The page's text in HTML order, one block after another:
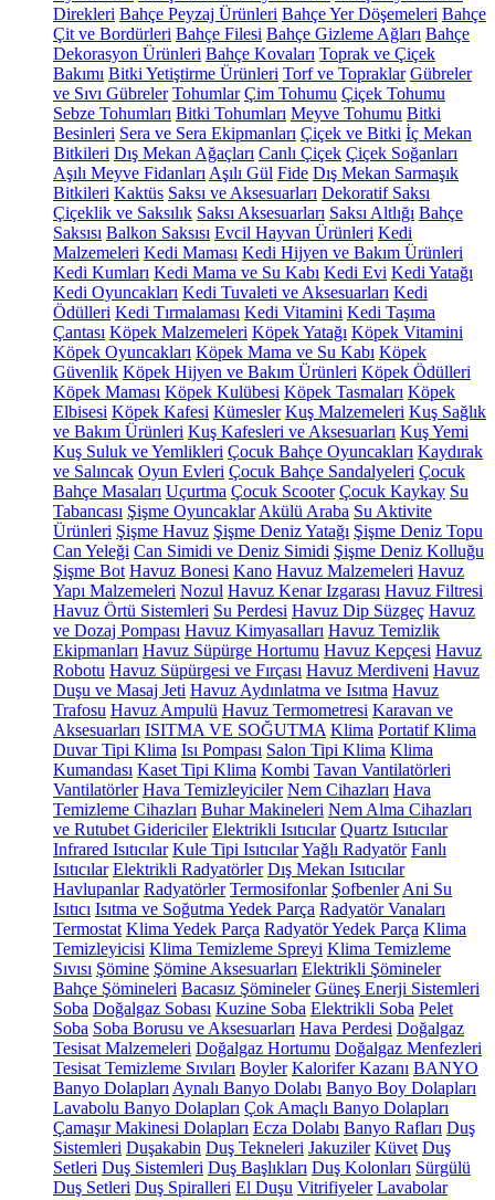
Direkleri Bahçe Peyzaj Ürünleri Bahçe Yer Döşemeleri Bahçe
Çit ve Bordürleri Bahçe Filesi Bahçe Gizleme Ağları Bahçe
Dekorasyon Ürünleri Bahçe Kovaları Toprak ve Çiçek
Bakımı Bitki Yetiştirme Ürünleri Torf ve Topraklar Gübreler
ve Sıvı Gübreler Tohumlar Çim Tohumu Çiçek Tohumu
Sebze Tohumları Bitki Tohumları Meyve Tohumu Bitki
Besinleri Sera ve Sera Ekipmanları Çiçek ve Bitki İç Mekan
Bitkileri Dış Mekan Ağaçları Canlı Çiçek Çiçek Soğanları
Aşılı Meyve Fidanları Aşılı Gül Fide Dış Mekan Sarmaşık
Bitkileri Kaktüs Saksı ve Aksesuarları Dekoratif Saksı
Çiçeklik ve Saksılık Saksı Aksesuarları Saksı Altlığı Bahçe
Saksısı Balkon Saksısı Evcil Hayvan Ürünleri Kedi
Malzemeleri Kedi Maması Kedi Hijyen ve Bakım Ürünleri
Kedi Kumları Kedi Mama ve Su Kabı Kedi Evi Kedi Yatağı
Kedi Oyuncakları Kedi Tuvaleti ve Aksesuarları Kedi
Ödülleri Kedi Tırmalaması Kedi Vitamini Kedi Taşıma
Çantası Köpek Malzemeleri Köpek Yatağı Köpek Vitamini
Köpek Oyuncakları Köpek Mama ve Su Kabı Köpek
Güvenlik Köpek Hijyen ve Bakım Ürünleri Köpek Ödülleri
Köpek Maması Köpek Kulübesi Köpek Tasmaları Köpek
Elbisesi Köpek Kafesi Kümesler Kuş Malzemeleri Kuş Sağlık
ve Bakım Ürünleri Kuş Kafesleri ve Aksesuarları Kuş Yemi
Kuş Suluk ve Yemlikleri Çocuk Bahçe Oyuncakları Kaydırak
ve Salıncak Oyun Evleri Çocuk Bahçe Sandalyeleri Çocuk
Bahçe Masaları Uçurtma Çocuk Scooter Çocuk Kaykay Su
Tabancası Şişme Oyuncaklar Akülü Araba Su Aktivite
Ürünleri Şişme Havuz Şişme Deniz Yatağı Şişme Deniz Topu
Can Yeleği Can Simidi ve Deniz Simidi Şişme Deniz Kolluğu
Şişme Bot Havuz Bonesi Kano Havuz Malzemeleri Havuz
Yapı Malzemeleri Nozul Havuz Kenar Izgarası Havuz Filtresi
Havuz Örtü Sistemleri Su Perdesi Havuz Dip Süzgeç Havuz
ve Dozaj Pompası Havuz Kimyasalları Havuz Temizlik
Ekipmanları Havuz Süpürge Hortumu Havuz Kepçesi Havuz
Robotu Havuz Süpürgesi ve Fırçası Havuz Merdiveni Havuz
Duşu ve Masaj Jeti Havuz Aydınlatma ve Isıtma Havuz
Trafosu Havuz Ampulü Havuz Termometresi Karavan ve
Aksesuarları ISITMA VE SOĞUTMA Klima Portatif Klima
Duvar Tipi Klima Isı Pompası Salon Tipi Klima Klima
Kumandası Kaset Tipi Klima Kombi Tavan Vantilatörleri
Vantilatörler Hava Temizleyiciler Nem Cihazları Hava
Temizleme Cihazları Buhar Makineleri Nem Alma Cihazları
ve Rutubet Gidericiler Elektrikli Isıtıcılar Quartz Isıtıcılar
Infrared Isıtıcılar Kule Tipi IsıtıcılarYağlı Radyatör Fanlı
Isıtıcılar Elektrikli Radyatörler Dış Mekan Isıtıcılar
Havlupanlar Radyatörler Termosifonlar Şofbenler Ani Su
Isıtıcı Isıtma ve Soğutma Yedek Parça Radyatör Vanaları
Termostat Klima Yedek Parça Radyatör Yedek Parça Klima
Temizleyicisi Klima Temizleme Spreyi Klima Temizleme
Sıvısı Şömine Şömine Aksesuarları Elektrikli Şömineler
Bahçe Şömineleri Bacasız Şömineler Güneş Enerji Sistemleri
Soba Doğalgaz Sobası Kuzine Soba Elektrikli Soba Pelet
Soba Soba Borusu ve Aksesuarları Hava Perdesi Doğalgaz
Tesisat Malzemeleri Doğalgaz Hortumu Doğalgaz Menfezleri
Tesisat Temizleme Sıvıları Boyler Kalorifer Kazanı BANYO
Banyo Dolapları Aynalı Banyo Dolabı Banyo Boy Dolapları
Lavabolu Banyo Dolapları Çok Amaçlı Banyo Dolapları
Çamaşır Makinesi Dolapları Ecza Dolabı Banyo Rafları Duş
Sistemleri Duşakabin Duş Tekneleri Jakuziler Küvet Duş
Setleri Duş Sistemleri Duş Başlıkları Duş Kolonları Sürgülü
Duş Setleri Duş Spiralleri El Duşu Vitrifiyeler Lavabolar